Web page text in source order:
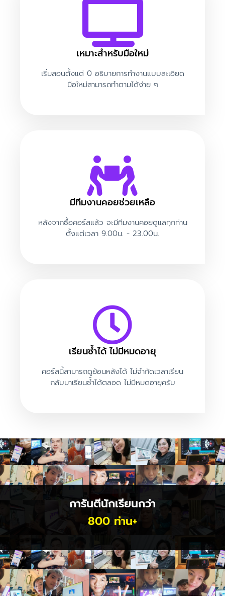
Default Kit
เหมาะสำหรับมือใหม่
เริ่มสอนตั้งแต่ 0 อธิบายการทำงานแบบละเอียด
มือใหม่สามารถทำตามได้ง่าย ๆ
มีทีมงานคอยช่วยเหลือ
หลังจากซื้อคอร์สแล้ว จะมีทีมงานคอยดูแลทุกท่าน
ตั้งแต่เวลา 9.00น. - 23.00น.
เรียนซ้ำได้ ไม่มีหมดอายุ
คอร์สนี้สามารถดูย้อนหลังได้ ไม่จำกัดเวลาเรียน
กลับมาเรียนซ้ำได้ตลอด ไม่มีหมดอายุครับ
การันตีนักเรียนกว่า
800 ท่าน+